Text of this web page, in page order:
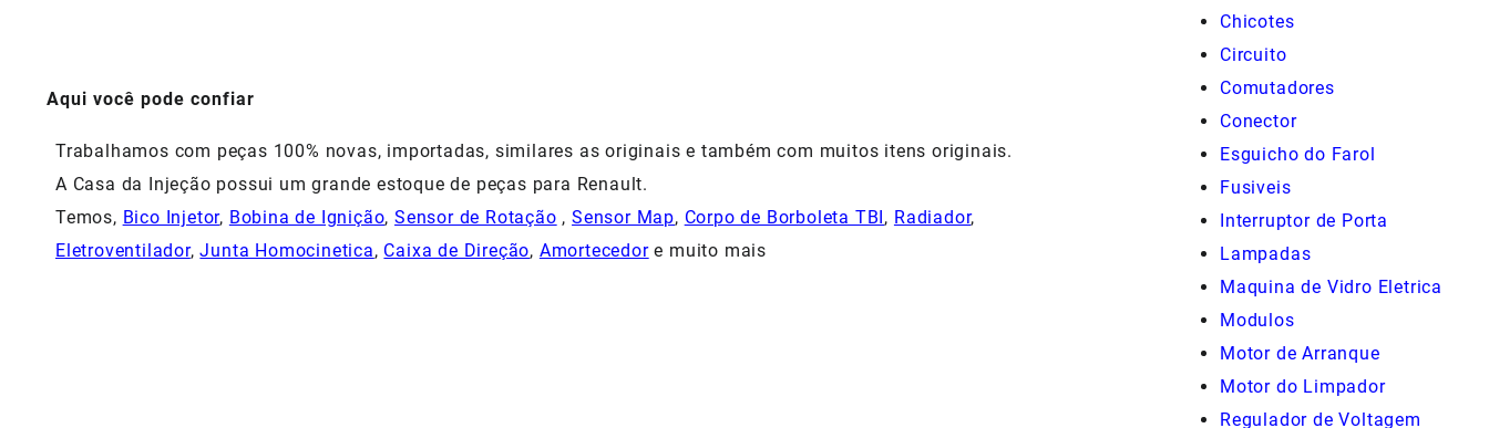
Aqui você pode confiar
Trabalhamos com peças 100% novas, importadas, similares as originais e também com muitos itens originais.
A Casa da Injeção possui um grande estoque de peças para Renault.
Temos, Bico Injetor, Bobina de Ignição,Sensor de Rotação ,Sensor Map, Corpo de Borboleta TBI, Radiador,
Eletroventilador,Junta Homocinetica, Caixa de Direção, Amortecedore muito mais
Chicotes
Circuito
Comutadores
Conector
Esguicho do Farol
Fusiveis
Interruptor de Porta
Lampadas
Maquina de Vidro Eletrica
Modulos
Motor de Arranque
Motor do Limpador
Regulador de Voltagem